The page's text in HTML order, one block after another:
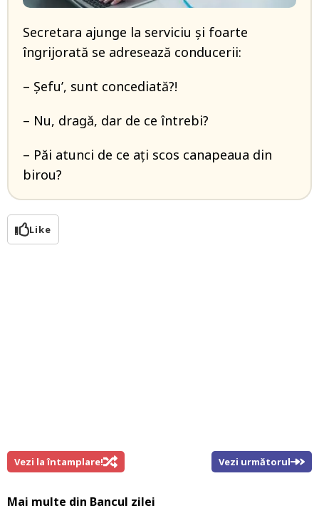
Secretara ajunge la serviciu și foarte
îngrijorată se adresează conducerii:
– Șefu’, sunt concediată?!
– Nu, dragă, dar de ce întrebi?
– Păi atunci de ce ați scos canapeaua din
birou?
Like
Vezi la întamplare! Vezi următorul
Mai multe din Bancul zilei